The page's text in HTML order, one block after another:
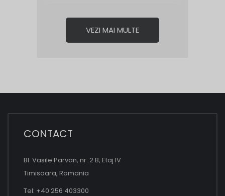
VEZI MAI MULTE
CONTACT
Bl. Vasile Parvan, nr. 2 B, Etaj IV
Timisoara, Romania
Tel: +40 256 403300